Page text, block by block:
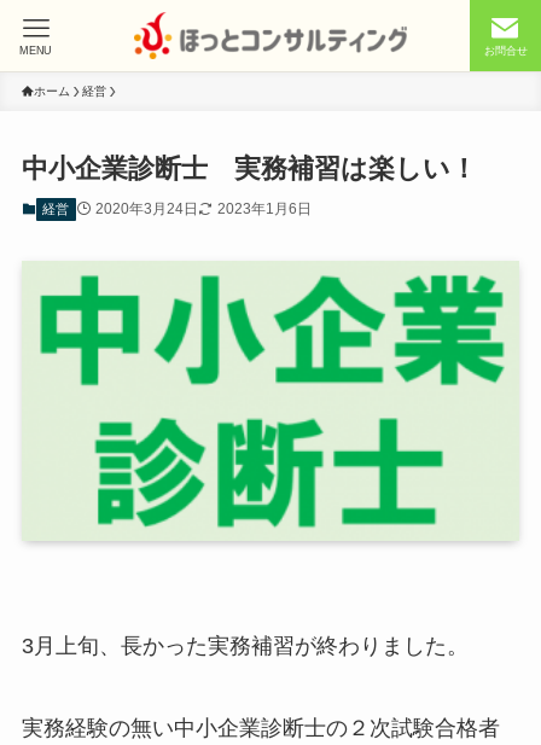
お問合せ
MENU
ホーム 経営
中小企業診断士 実務補習は楽しい！
経営 2020年3月24日 2023年1月6日
3月上旬、長かった実務補習が終わりました。
実務経験の無い中小企業診断士の２次試験合格者